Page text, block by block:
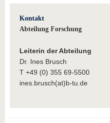
Kontakt
Abteilung Forschung
Leiterin der Abteilung
Dr. Ines Brusch
T +49 (0) 355 69-5500
ines.brusch(at)b-tu.de